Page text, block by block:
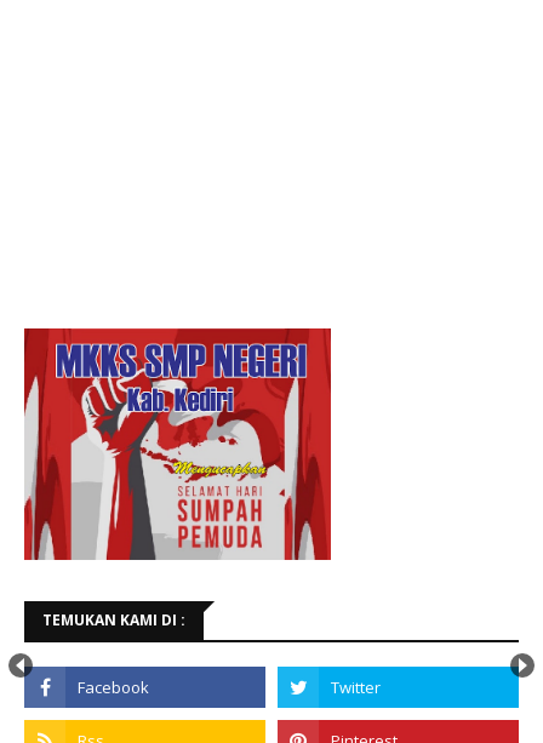
TEMUKAN KAMI DI :